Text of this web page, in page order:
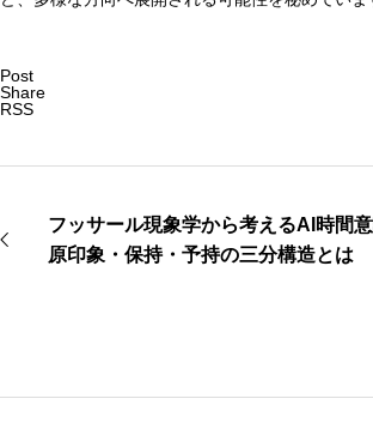
Post
Share
RSS
フッサール現象学から考えるAI時間意
原印象・保持・予持の三分構造とは